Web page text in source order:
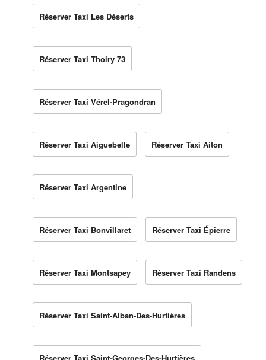
Réserver Taxi Les Déserts
Réserver Taxi Thoiry 73
Réserver Taxi Vérel-Pragondran
Réserver Taxi Aiguebelle Réserver Taxi Aiton
Réserver Taxi Argentine
Réserver Taxi Bonvillaret Réserver Taxi Épierre
Réserver Taxi Montsapey Réserver Taxi Randens
Réserver Taxi Saint-Alban-Des-Hurtières
Réserver Taxi Saint-Georges-Des-Hurtières